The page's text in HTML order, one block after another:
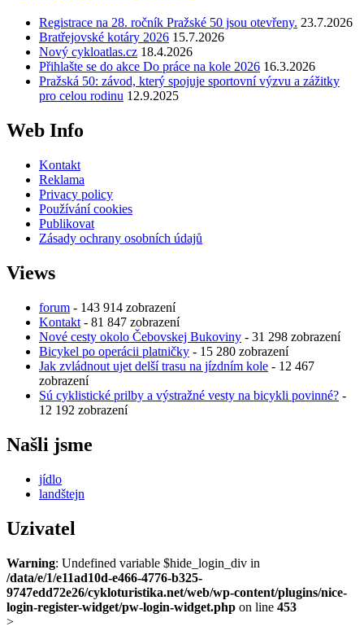
Registrace na 28. ročník Pražské 50 jsou otevřeny. 23.7.2026
Bratřejovské kotáry 2026 15.7.2026
Nový cykloatlas.cz 18.4.2026
Přihlašte se do akce Do práce na kole 2026 16.3.2026
Pražská 50: závod, který spojuje sportovní výzvu a zážitky
pro celou rodinu 12.9.2025
Web Info
Kontakt
Reklama
Privacy policy
Používání cookies
Publikovat
Zásady ochrany osobních údajů
Views
forum - 143 914 zobrazení
Kontakt - 81 847 zobrazení
Nové cesty okolo Čebovskej Bukoviny - 31 298 zobrazení
Bicykel po operácii platničky - 15 280 zobrazení
Jak zvládnout ujet delší trasu na jízdním kole - 12 467
zobrazení
Sú cyklistické prilby a výstražné vesty na bicykli povinné? -
12 192 zobrazení
Našli jsme
jídlo
landštejn
Uzivatel
Warning: Undefined variable $hide_login_div in
/data/e/1/e11ad10d-e466-4776-b325-
9747edd72e26/cykloturistika.net/web/wp-content/plugins/nice-
login-register-widget/pw-login-widget.php on line 453
>